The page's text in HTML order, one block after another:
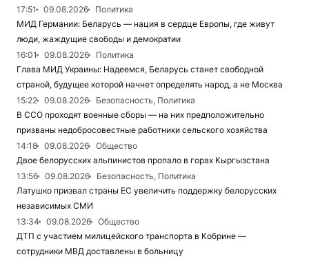
17:51
09.08.2026
Политика
МИД Германии: Беларусь — нация в сердце Европы, где живут
люди, жаждущие свободы и демократии
16:01
09.08.2026
Политика
Глава МИД Украины: Надеемся, Беларусь станет свободной
страной, будущее которой начнет определять народ, а не Москва
15:22
09.08.2026
Безопасность, Политика
В ССО проходят военные сборы — на них предположительно
призваны недобросовестные работники сельского хозяйства
14:18
09.08.2026
Общество
Двое белорусских альпинистов пропало в горах Кыргызстана
13:56
09.08.2026
Безопасность, Политика
Латушко призвал страны ЕС увеличить поддержку белорусских
независимых СМИ
13:34
09.08.2026
Общество
ДТП с участием милицейского транспорта в Кобрине —
сотрудники МВД доставлены в больницу